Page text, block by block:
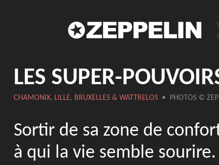
LES SUPER-
CHAMONIX, LILLE, BRUXELLES & WATTRELOS • PHOTOS ©
Sortir de sa zone de
à qui la vie semble